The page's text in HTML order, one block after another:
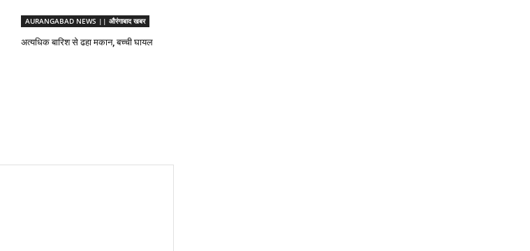
AURANGABAD NEWS || औरंगाबाद खबर
अत्यधिक बारिश से ढहा मकान, बच्ची घायल